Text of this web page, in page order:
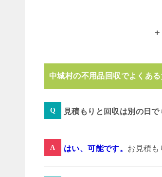
中城村の不用品回収でよくある
見積もりと回収は別の日で
はい、可能です。 お見積も